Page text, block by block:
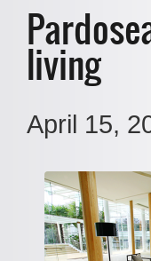
living
April 15,